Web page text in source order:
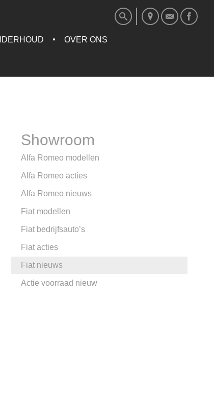
OVER ONS
Showroom
Alfa Romeo modellen
Alfa Romeo acties
Alfa Romeo nieuws
Fiat modellen
Fiat bedrijfsauto’s
Fiat acties
Fiat nieuws
Actie voorraad nieuw